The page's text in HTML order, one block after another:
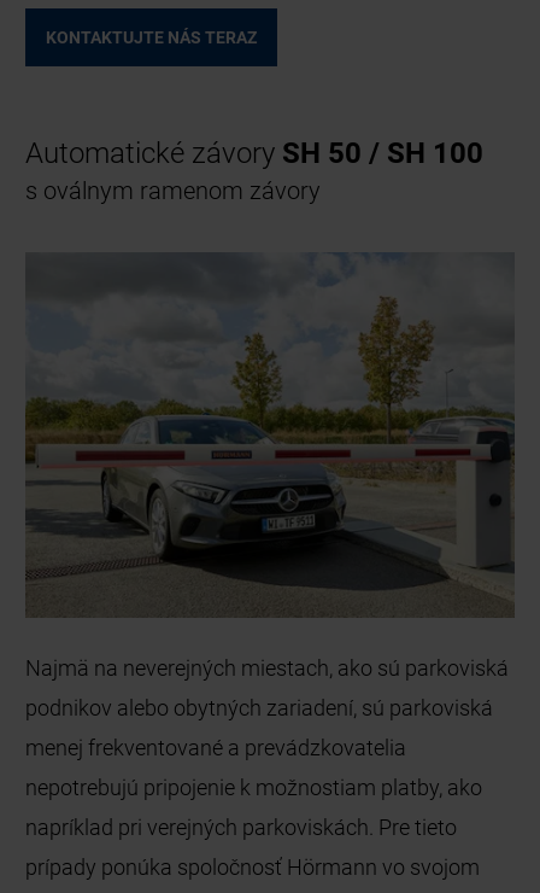
KONTAKTUJTE NÁS TERAZ
Automatické závory SH 50 / SH 100
s oválnym ramenom závory
Najmä na neverejných miestach, ako sú parkoviská
podnikov alebo obytných zariadení, sú parkoviská
menej frekventované a prevádzkovatelia
nepotrebujú pripojenie k možnostiam platby, ako
napríklad pri verejných parkoviskách. Pre tieto
prípady ponúka spoločnosť Hörmann vo svojom